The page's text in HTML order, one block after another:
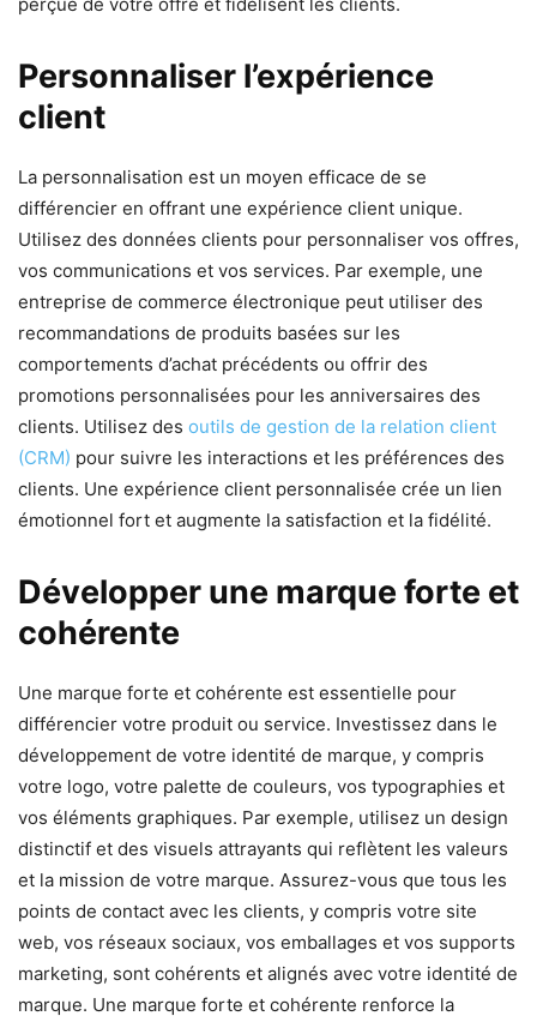
Personnaliser l’expérience
client
La personnalisation est un moyen efficace de se
différencier en offrant une expérience client unique.
Utilisez des données clients pour personnaliser vos offres,
vos communications et vos services. Par exemple, une
entreprise de commerce électronique peut utiliser des
recommandations de produits basées sur les
comportements d’achat précédents ou offrir des
promotions personnalisées pour les anniversaires des
clients. Utilisez des outils de gestion de la relation client
(CRM) pour suivre les interactions et les préférences des
clients. Une expérience client personnalisée crée un lien
émotionnel fort et augmente la satisfaction et la fidélité.
Développer une marque forte et
cohérente
Une marque forte et cohérente est essentielle pour
différencier votre produit ou service. Investissez dans le
développement de votre identité de marque, y compris
votre logo, votre palette de couleurs, vos typographies et
vos éléments graphiques. Par exemple, utilisez un design
distinctif et des visuels attrayants qui reflètent les valeurs
et la mission de votre marque. Assurez-vous que tous les
points de contact avec les clients, y compris votre site
web, vos réseaux sociaux, vos emballages et vos supports
marketing, sont cohérents et alignés avec votre identité de
marque. Une marque forte et cohérente renforce la